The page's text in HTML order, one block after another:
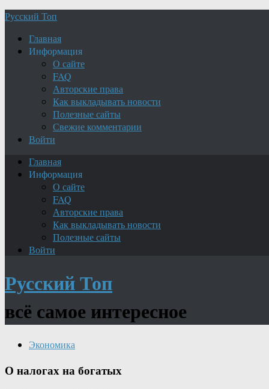
Русский Топ
Главная
Информация
О сайте
FAQ
Авторские права
Как выкладывать новости
Полезные сайты
Свежие комментарии
Войти
Главная
Информация
О сайте
FAQ
Авторские права
Как выкладывать новости
Полезные сайты
Войти
Русский Топ
всё самое интересное
Экономика
О налогах на богатых